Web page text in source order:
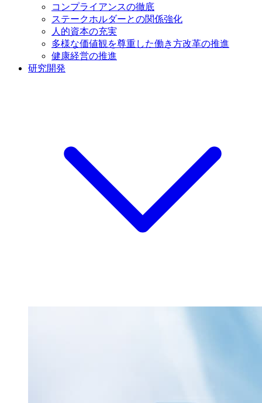
コンプライアンスの徹底
ステークホルダーとの関係強化
人的資本の充実
多様な価値観を尊重した働き方改革の推進
健康経営の推進
研究開発